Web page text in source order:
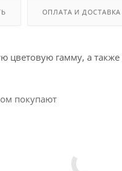
ОПЛАТА И ДОСТАВКА
гамму, а
покупают